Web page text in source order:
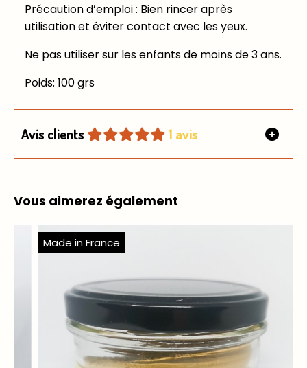
Précaution d’emploi : Bien rincer après
utilisation et éviter contact avec les yeux.
Ne pas utiliser sur les enfants de moins de 3 ans.
Poids: 100 grs
Avis clients 1 avis
Vous aimerez également
Made in France